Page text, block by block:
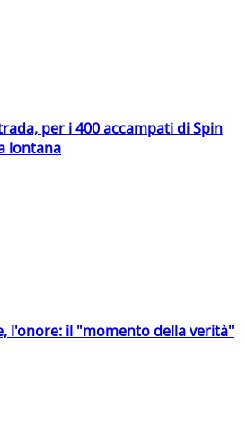
per i 400 accampati di Spin
lontana
l'onore: il "momento della verità"